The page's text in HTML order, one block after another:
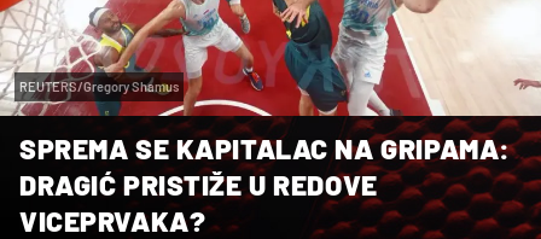
REUTERS/Gregory Shamus
SPREMA SE KAPITALAC NA GRIPAMA:
DRAGIĆ PRISTIŽE U REDOVE
VICEPRVAKA?